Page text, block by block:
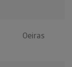
Oeiras